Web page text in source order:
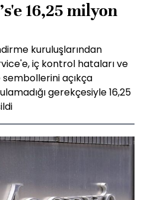
16,25 milyon
kuruluşlarından
iç kontrol hataları ve
açıkça
gerekçesiyle 16,25